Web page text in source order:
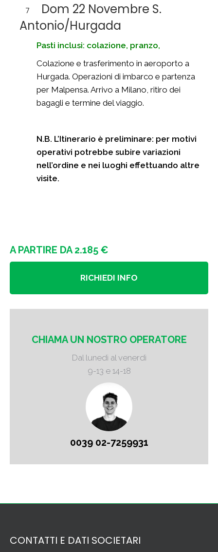
7
Dom 22 Novembre S.
Antonio/Hurgada
Pasti inclusi: colazione, pranzo,
Colazione e trasferimento in aeroporto a
Hurgada. Operazioni di imbarco e partenza
per Malpensa. Arrivo a Milano, ritiro dei
bagagli e termine del viaggio.
N.B. L’Itinerario è preliminare: per motivi
operativi potrebbe subire variazioni
nell’ordine e nei luoghi effettuando altre
visite.
A PARTIRE DA 2.185 €
RICHIEDI INFO
CHIAMA UN NOSTRO OPERATORE
Dal lunedì al venerdì
9-13 e 14-18
0039 02-7259931
CONTATTI E DATI SOCIETARI